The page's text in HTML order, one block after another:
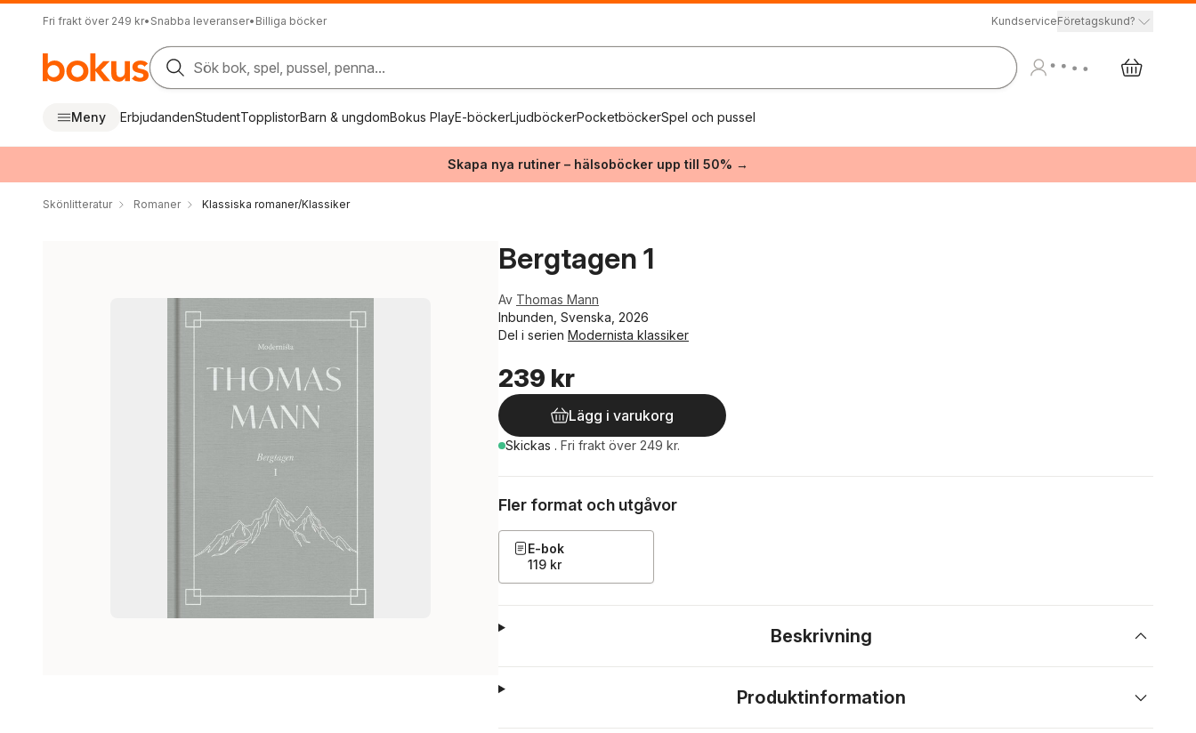
Fri frakt över 249 kr• Snabba leveranser• Billiga böcker KundserviceFöretagskund?
Sök bok, spel, pussel, penna...
Meny ErbjudandenStudentTopplistorBarn & ungdomBokus PlayE-böckerLjudböckerPocketböckerSpel och pussel
Skapa nya rutiner – hälsoböcker upp till 50% →
Skönlitteratur Romaner Klassiska romaner/Klassiker
Bergtagen 1
Av Thomas Mann
Inbunden, Svenska, 2026
Del i serien Modernista klassiker
239 kr
Lägg i varukorg
Skickas . Fri frakt över 249 kr.
Fler format och utgåvor
E-bok
119 kr
Beskrivning
Produktinformation